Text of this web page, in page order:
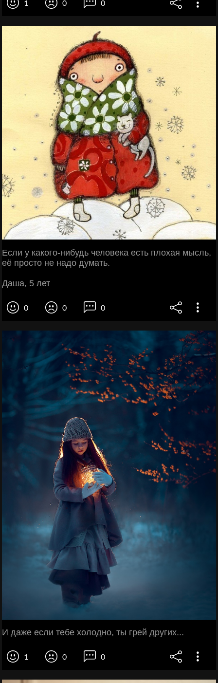
1 0 0
Если у какого-нибудь человека есть плохая мысль,
её просто не надо думать.
Даша, 5 лет
0 0 0
И даже если тебе холодно, ты грей других...
1 0 0